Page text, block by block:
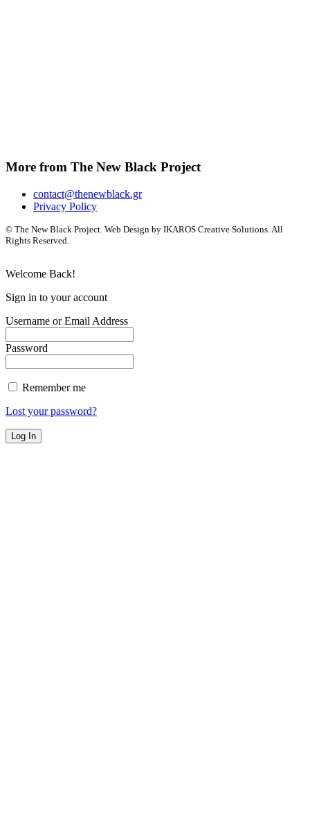
More from The New Black Project
contact@thenewblack.gr
Privacy Policy
© The New Black Project. Web Design by IKAROS Creative Solutions. All
Rights Reserved.
Welcome Back!
Sign in to your account
Username or Email Address
Password
Remember me
Lost your password?